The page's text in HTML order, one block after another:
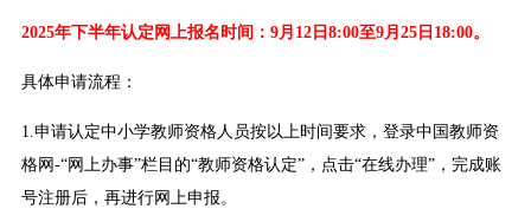
2025年下半年认定网上报名时间：9月12日8:00至9月25日18:00。
具体申请流程：
1.申请认定中小学教师资格人员按以上时间要求，登录中国教师资
格网-“网上办事”栏目的“教师资格认定”，点击“在线办理”，完成账
号注册后，再进行网上申报。